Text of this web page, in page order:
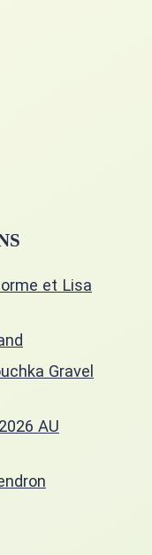
et Lisa
Gravel
AU